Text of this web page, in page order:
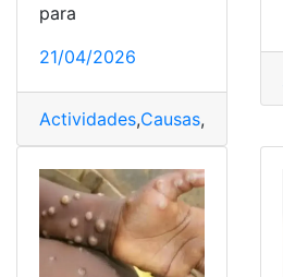
para
21/04/2026
Actividades,Causas,